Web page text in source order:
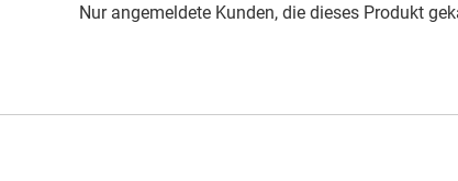
Nur angemeldete Kunden, die dieses Produkt